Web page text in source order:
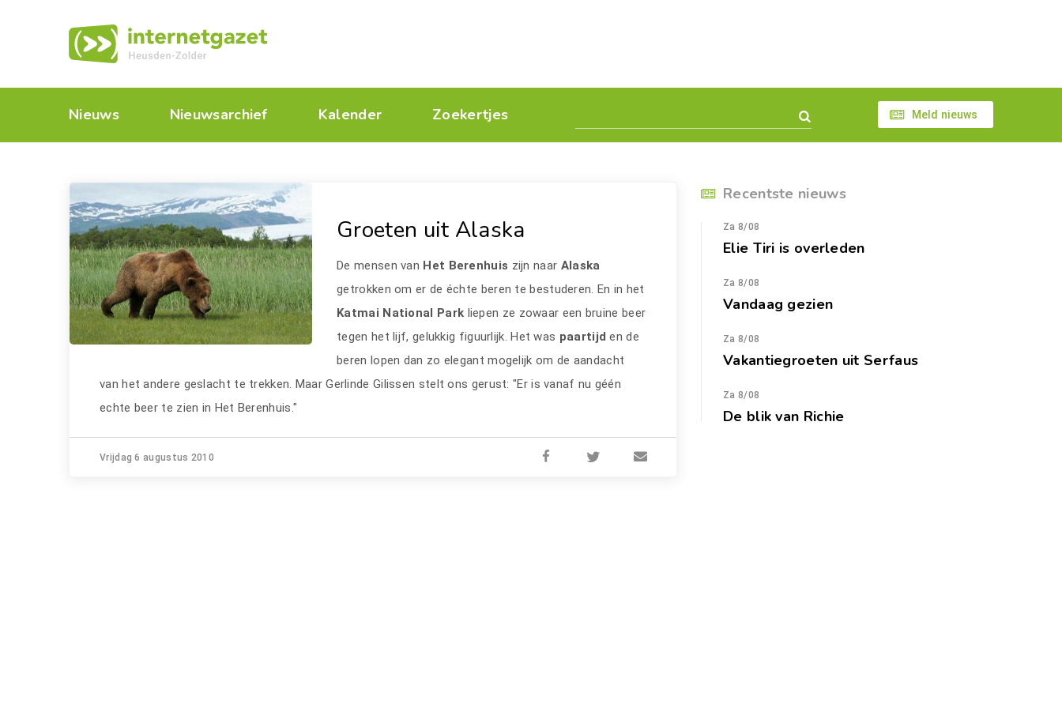
Nieuws Nieuwsarchief Kalender Zoekertjes Meld nieuws
Groeten uit Alaska
De mensen van Het Berenhuis zijn naar Alaska
getrokken om er de échte beren te bestuderen. En in het
Katmai National Park liepen ze zowaar een bruine beer
tegen het lijf, gelukkig figuurlijk. Het was paartijd en de
beren lopen dan zo elegant mogelijk om de aandacht
van het andere geslacht te trekken. Maar Gerlinde Gilissen stelt ons gerust: "Er is vanaf nu géén
echte beer te zien in Het Berenhuis."
Vrijdag 6 augustus 2010
Recentste nieuws
Za 8/08
Elie Tiri is overleden
Za 8/08
Vandaag gezien
Za 8/08
Vakantiegroeten uit Serfaus
Za 8/08
De blik van Richie